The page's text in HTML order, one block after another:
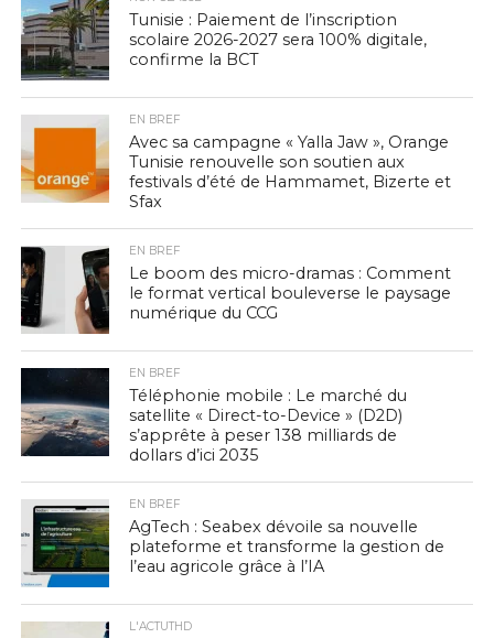
Tunisie : Paiement de l’inscription
scolaire 2026-2027 sera 100% digitale,
confirme la BCT
EN BREF
Avec sa campagne « Yalla Jaw », Orange
Tunisie renouvelle son soutien aux
festivals d’été de Hammamet, Bizerte et
Sfax
EN BREF
Le boom des micro-dramas : Comment
le format vertical bouleverse le paysage
numérique du CCG
EN BREF
Téléphonie mobile : Le marché du
satellite « Direct-to-Device » (D2D)
s’apprête à peser 138 milliards de
dollars d’ici 2035
EN BREF
AgTech : Seabex dévoile sa nouvelle
plateforme et transforme la gestion de
l’eau agricole grâce à l’IA
L'ACTUTHD